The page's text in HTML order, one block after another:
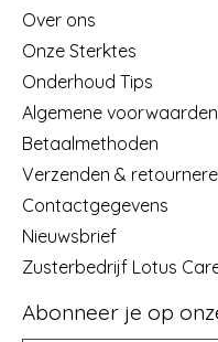
Over ons
Onze Sterktes
Onderhoud Tips
Algemene voorwaarden
Betaalmethoden
Verzenden &
Contactgegevens
Nieuwsbrief
Zusterbedrijf Lotus
Abonneer je op